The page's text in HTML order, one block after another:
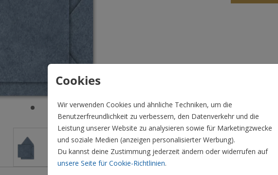
Cookies
Wir verwenden Cookies und ähnliche Techniken, um die
Benutzerfreundlichkeit zu verbessern, den Datenverkehr und die
Leistung unserer Website zu analysieren sowie für Marketingzwecke
und soziale Medien (anzeigen personalisierter Werbung).
Du kannst deine Zustimmung jederzeit ändern oder widerrufen auf
unsere Seite für Cookie-Richtlinien.